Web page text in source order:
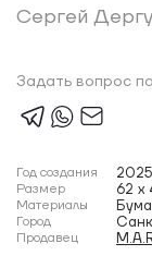
Сергей
Задать вопрос
Год создания 2025
Размер 62 x
Материалы
Город
Продавец